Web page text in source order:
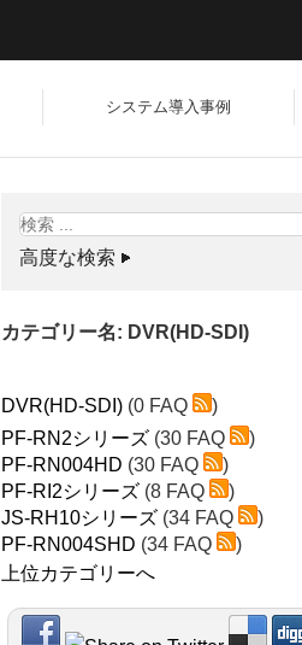
システム導入事例
高度な検索
カテゴリー名: DVR(HD-SDI)
DVR(HD-SDI) (0 FAQ
)
PF-RN2シリーズ (30 FAQ
)
PF-RN004HD (30 FAQ
)
PF-RI2シリーズ (8 FAQ
)
JS-RH10シリーズ (34 FAQ
)
PF-RN004SHD (34 FAQ
)
上位カテゴリーへ